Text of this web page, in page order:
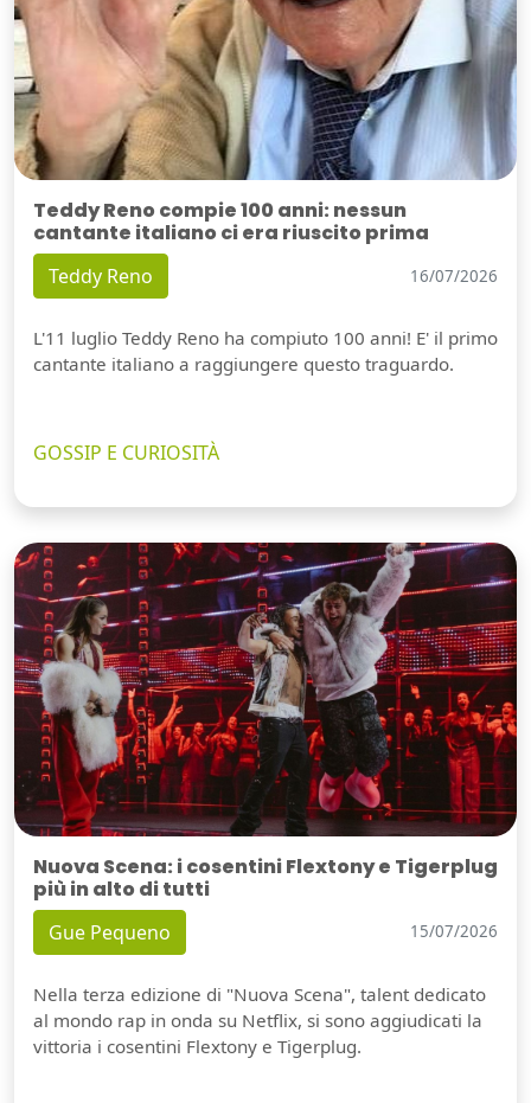
Teddy Reno compie 100 anni: nessun
cantante italiano ci era riuscito prima
Teddy Reno 16/07/2026
L'11 luglio Teddy Reno ha compiuto 100 anni! E' il primo
cantante italiano a raggiungere questo traguardo.
GOSSIP E CURIOSITÀ
Nuova Scena: i cosentini Flextony e Tigerplug
più in alto di tutti
Gue Pequeno 15/07/2026
Nella terza edizione di "Nuova Scena", talent dedicato
al mondo rap in onda su Netflix, si sono aggiudicati la
vittoria i cosentini Flextony e Tigerplug.